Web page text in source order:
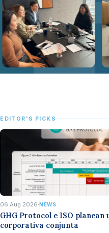
EDITOR'S PICKS
06 Aug 2026·NEWS
GHG Protocol e ISO planean
corporativa conjunta